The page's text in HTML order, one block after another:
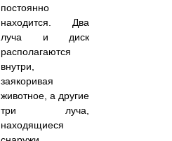
постоянно
находится. Два
луча и диск
располагаются
внутри,
заякоривая
животное, а другие
три луча,
находящиеся